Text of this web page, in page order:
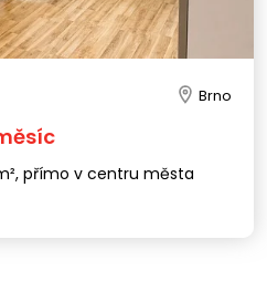
Brno
v centru města